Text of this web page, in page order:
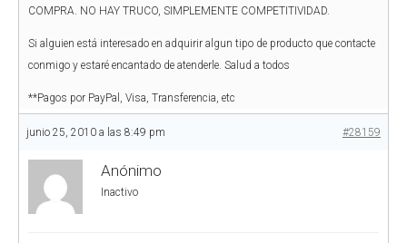
COMPRA. NO HAY TRUCO, SIMPLEMENTE COMPETITIVIDAD.
Si alguien está interesado en adquirir algun tipo de producto que contacte
conmigo y estaré encantado de atenderle. Salud a todos
**Pagos por PayPal, Visa, Transferencia, etc
junio 25, 2010 a las 8:49 pm #28159
Anónimo
Inactivo